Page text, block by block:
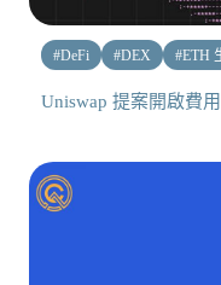
#DeFi #DEX #ETH
Uniswap 提案開啟費